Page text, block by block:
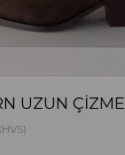
UZUN ÇIZME